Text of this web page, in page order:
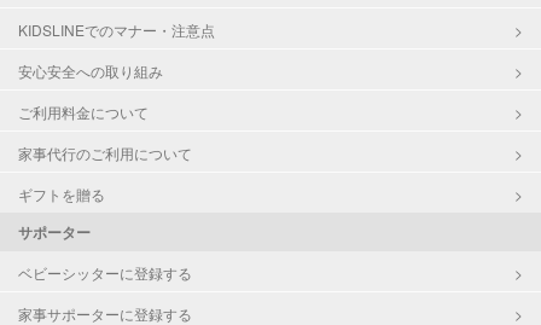
KIDSLINEでのマナー・注意点
安心安全への取り組み
ご利用料金について
家事代行のご利用について
ギフトを贈る
サポーター
ベビーシッターに登録する
家事サポーターに登録する